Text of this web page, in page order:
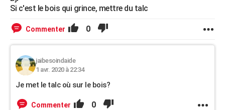
S'inscrire
Se connecter
Lycées
Collèges
Primaires
Universités
Entreprises
Service militaire
Avis de recherche
AVIS DE DÉCÈS
FORUM
Si c'est le bois qui grince, mettre du talc
Commenter 0
jaibesoindaide
1 avr. 2020 à 22:34
Je met le talc où sur le bois?
Commenter 0